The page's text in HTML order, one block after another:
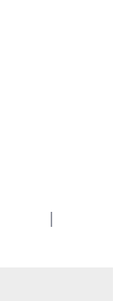
|